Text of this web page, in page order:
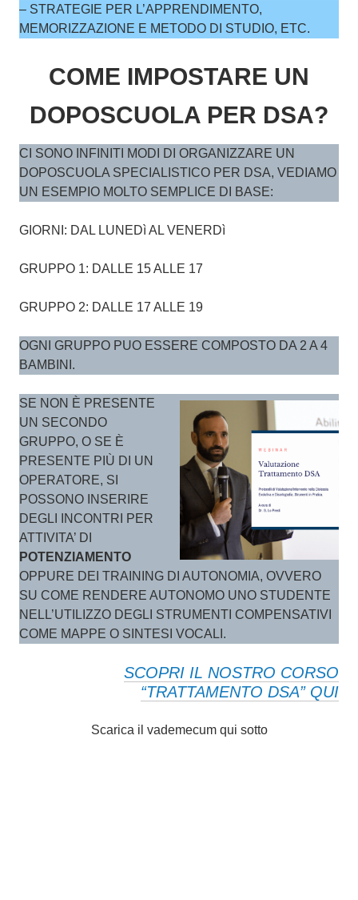
– STRATEGIE PER L’APPRENDIMENTO,
MEMORIZZAZIONE E METODO DI STUDIO, ETC.
COME IMPOSTARE UN
DOPOSCUOLA PER DSA?
CI SONO INFINITI MODI DI ORGANIZZARE UN
DOPOSCUOLA SPECIALISTICO PER DSA, VEDIAMO
UN ESEMPIO MOLTO SEMPLICE DI BASE:
GIORNI: DAL LUNEDì AL VENERDì
GRUPPO 1: DALLE 15 ALLE 17
GRUPPO 2: DALLE 17 ALLE 19
OGNI GRUPPO PUO ESSERE COMPOSTO DA 2 A 4
BAMBINI.
SE NON È PRESENTE
UN SECONDO
GRUPPO, O SE È
PRESENTE PIÙ DI UN
OPERATORE, SI
POSSONO INSERIRE
DEGLI INCONTRI PER
ATTIVITA’ DI
POTENZIAMENTO
OPPURE DEI TRAINING DI AUTONOMIA, OVVERO
SU COME RENDERE AUTONOMO UNO STUDENTE
NELL’UTILIZZO DEGLI STRUMENTI COMPENSATIVI
COME MAPPE O SINTESI VOCALI.
SCOPRI IL NOSTRO CORSO
“TRATTAMENTO DSA” QUI
Scarica il vademecum qui sotto